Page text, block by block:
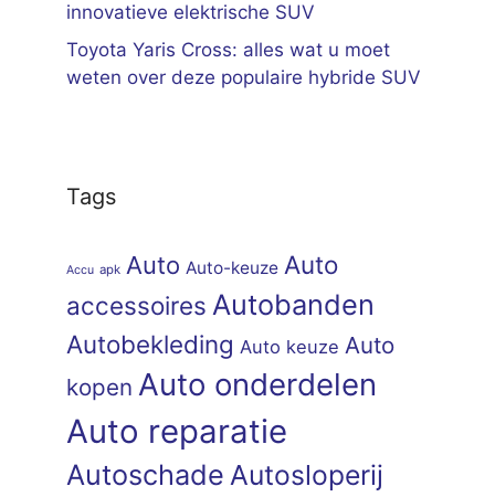
innovatieve elektrische SUV
Toyota Yaris Cross: alles wat u moet
weten over deze populaire hybride SUV
Tags
Accu apk Auto Auto-keuze Auto
accessoires Autobanden
Autobekleding Auto keuze Auto
kopen Auto onderdelen
Auto reparatie
Autoschade Autosloperij